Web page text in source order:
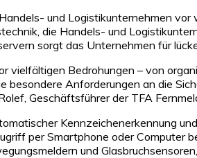
und Logistikunternehmen
die Handels- und
sorgt das Unternehmen für
vielfältigen Bedrohungen – von
besondere Anforderungen an die
Geschäftsführer der TFA
Kennzeichenerkennung
per Smartphone oder
und